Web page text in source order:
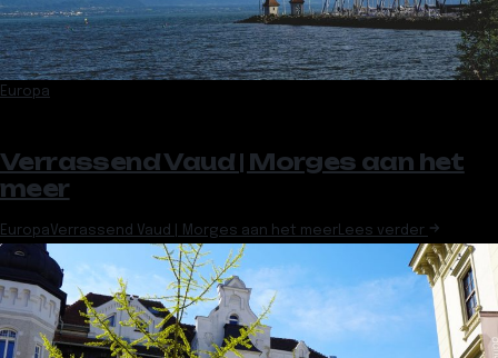
Europa
Verrassend Vaud | Morges aan het
meer
EuropaVerrassend Vaud | Morges aan het meerLees verder